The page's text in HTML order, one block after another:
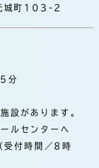
城町103-2
分
設があります。
ールセンターへ
付時間／8時